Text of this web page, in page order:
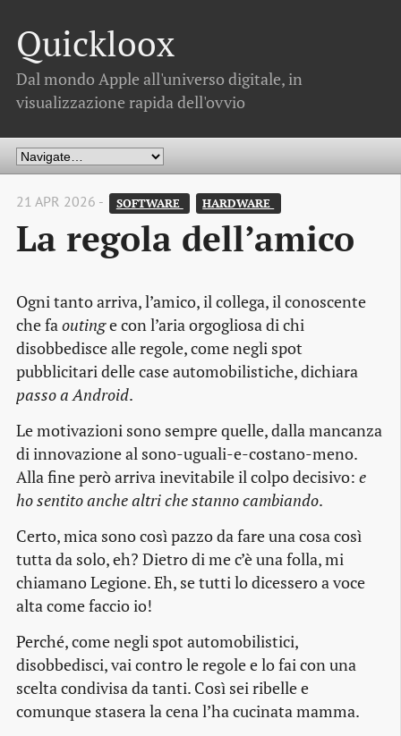
Quickloox
Dal mondo Apple all'universo digitale, in
visualizzazione rapida dell'ovvio
21 APR 2026 - SOFTWARE HARDWARE
La regola dell’amico
Ogni tanto arriva, l’amico, il collega, il conoscente
che faoutinge con l’aria orgogliosa di chi
disobbedisce alle regole, come negli spot
pubblicitari delle case automobilistiche, dichiara
passo a Android.
Le motivazioni sono sempre quelle, dalla mancanza
di innovazione al sono-uguali-e-costano-meno.
Alla fine però arriva inevitabile il colpo decisivo: e
ho sentito anche altri che stanno cambiando.
Certo, mica sono così pazzo da fare una cosa così
tutta da solo, eh? Dietro di me c’è una folla, mi
chiamano Legione. Eh, se tutti lo dicessero a voce
alta come faccio io!
Perché, come negli spot automobilistici,
disobbedisci, vai contro le regole e lo fai con una
scelta condivisa da tanti. Così sei ribelle e
comunque stasera la cena l’ha cucinata mamma.